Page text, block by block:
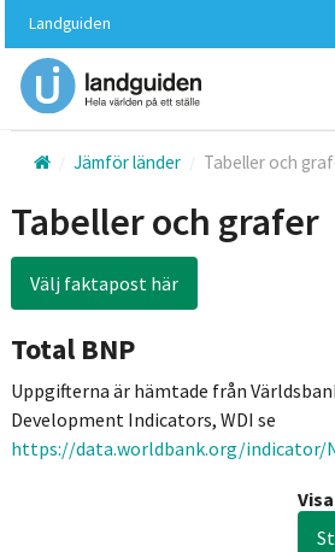
huvudinnehållet
Landguiden
Jämför länder Tabeller och
Tabeller och grafer
Välj faktapost här
Total BNP
Uppgifterna är hämtade från
Development Indicators, WDI se
https://data.worldbank.org/indicator/